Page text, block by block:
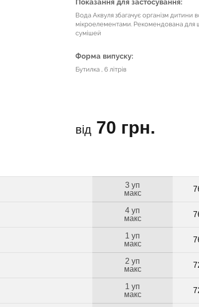
Показання для застосування:
Вода Аквуля збагачує організм дитини
мікроелементами. Рекомендована для
сумішей
Форма випуску:
Бутилка , 6 літрів
від 70 грн.
3 уп
макс
4 уп
макс
1 уп
макс
2 уп
макс
1 уп
макс